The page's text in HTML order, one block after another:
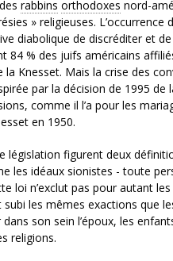
rabbins orthodoxes nord-
» religieuses.
diabolique de discréditer et
84 % des juifs américains
Knesset. Mais la crise des
par la décision de 1995
comme il l’a pour les
en 1950.
figurent deux
les idéaux sionistes - toute
loi n’exclut pas pour autant
les mêmes exactions que
son sein l’époux, les
religions.